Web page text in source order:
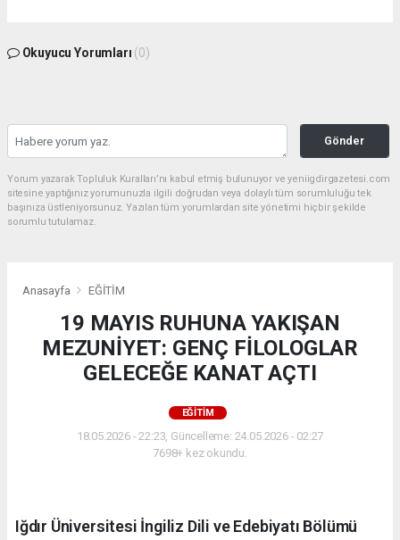
Okuyucu Yorumları (0)
Gönder
Yorum yazarak Topluluk Kuralları’nı kabul etmiş bulunuyor ve yeniigdirgazetesi.com
sitesine yaptığınız yorumunuzla ilgili doğrudan veya dolaylı tüm sorumluluğu tek
başınıza üstleniyorsunuz. Yazılan tüm yorumlardan site yönetimi hiçbir şekilde
sorumlu tutulamaz.
Anasayfa EĞİTİM
19 MAYIS RUHUNA YAKIŞAN
MEZUNİYET: GENÇ FİLOLOGLAR
GELECEĞE KANAT AÇTI
EĞİTİM
18.05.2026 - 22:23, Güncelleme: 24.05.2026 - 02:27
7698+ kez okundu.
Iğdır Üniversitesi İngiliz Dili ve Edebiyatı Bölümü